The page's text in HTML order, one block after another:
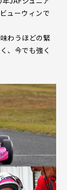
ューウィンで
わうほどの緊
、今でも強く